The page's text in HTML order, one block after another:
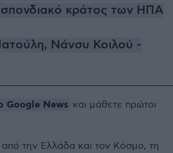
κράτος των ΗΠΑ
Νάνσυ Κοιλού -
Google News και μάθετε πρώτοι
από την Ελλάδα και τον Κόσμο, τη